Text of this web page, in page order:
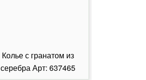
Колье с гранатом из
серебра Арт: 637465